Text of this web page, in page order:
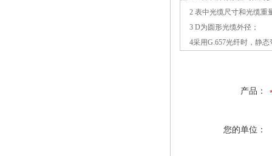
2 表中光缆尺寸和光缆重
3 D为圆形光缆外径；
4采用G.657光纤时，静态
产品：
您的单位：